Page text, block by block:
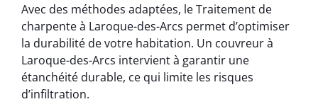
Avec des méthodes adaptées, le Traitement de
charpente à Laroque-des-Arcs permet d’optimiser
la durabilité de votre habitation. Un couvreur à
Laroque-des-Arcs intervient à garantir une
étanchéité durable, ce qui limite les risques
d’infiltration.